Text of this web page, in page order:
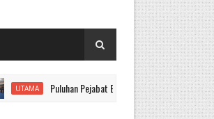
Puluhan Pejabat Eselon II hingga IV Pemkot Sungai Penuh